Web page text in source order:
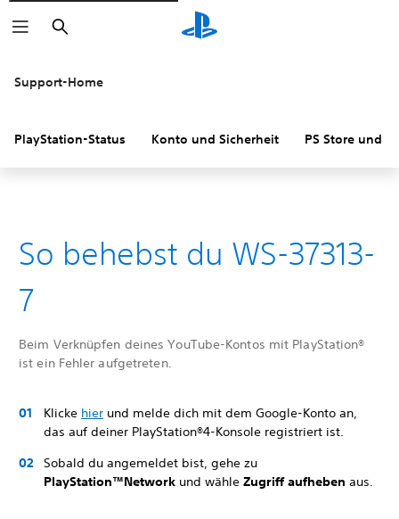
Suchen
Support-Home
PlayStation-Status Konto und Sicherheit PS Store und
So behebst du WS-37313-
7
Beim Verknüpfen deines YouTube-Kontos mit PlayStation®
ist ein Fehler aufgetreten.
Klicke hier und melde dich mit dem Google-Konto an,
das auf deiner PlayStation®4-Konsole registriert ist.
Sobald du angemeldet bist, gehe zu
PlayStation™Network und wähle Zugriff aufheben aus.